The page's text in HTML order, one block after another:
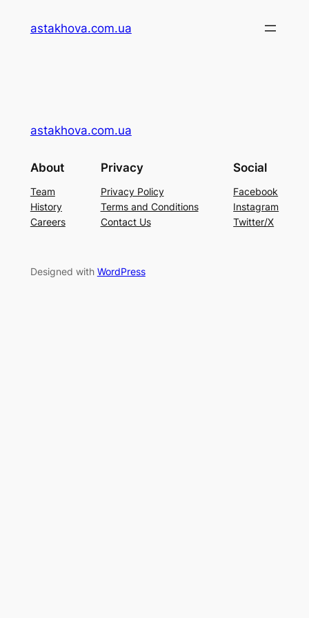
astakhova.com.ua
astakhova.com.ua
About
Team
History
Careers
Privacy
Privacy Policy
Terms and Conditions
Contact Us
Social
Facebook
Instagram
Twitter/X
Designed with WordPress